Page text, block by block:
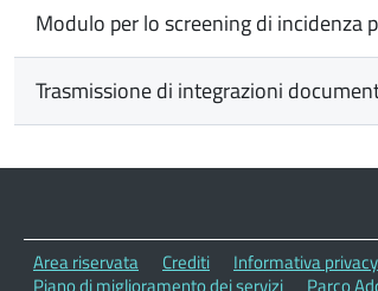
Modulo per lo screening di incidenza
Trasmissione di integrazioni
Area riservata Crediti Informativa privacy